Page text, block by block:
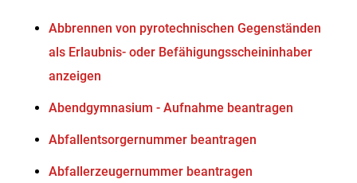
Abbrennen von pyrotechnischen Gegenständen
als Erlaubnis- oder Befähigungsscheininhaber
anzeigen
Abendgymnasium - Aufnahme beantragen
Abfallentsorgernummer beantragen
Abfallerzeugernummer beantragen